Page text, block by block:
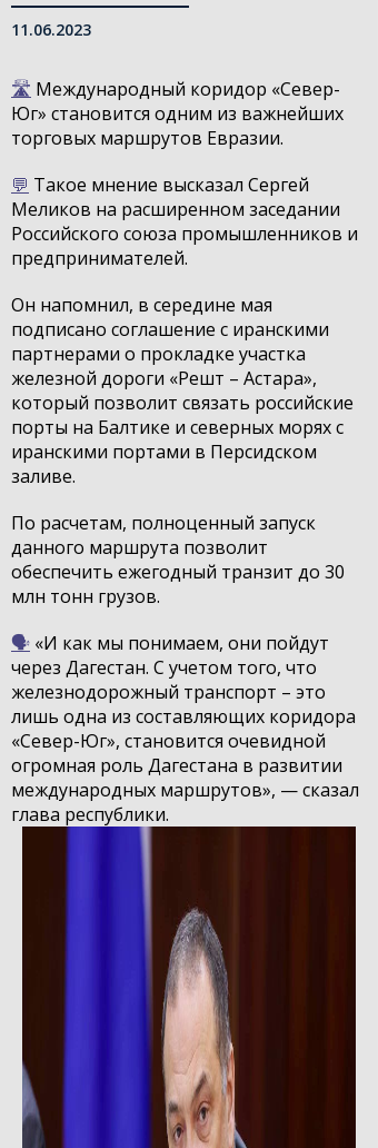
11.06.2023
🛣️ Международный коридор «Север-
Юг» становится одним из важнейших
торговых маршрутов Евразии.
💬 Такое мнение высказал Сергей
Меликов на расширенном заседании
Российского союза промышленников и
предпринимателей.
Он напомнил, в середине мая
подписано соглашение с иранскими
партнерами о прокладке участка
железной дороги «Решт – Астара»,
который позволит связать российские
порты на Балтике и северных морях с
иранскими портами в Персидском
заливе.
По расчетам, полноценный запуск
данного маршрута позволит
обеспечить ежегодный транзит до 30
млн тонн грузов.
🗣️ «И как мы понимаем, они пойдут
через Дагестан. С учетом того, что
железнодорожный транспорт – это
лишь одна из составляющих коридора
«Север-Юг», становится очевидной
огромная роль Дагестана в развитии
международных маршрутов», — сказал
глава республики.